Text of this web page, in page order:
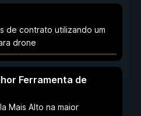
de contrato utilizando um
drone
Ferramenta de
Mais Alto na maior